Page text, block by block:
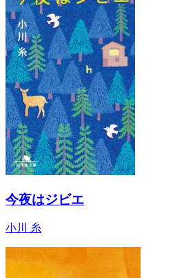
今夜はジビエ
小川 糸